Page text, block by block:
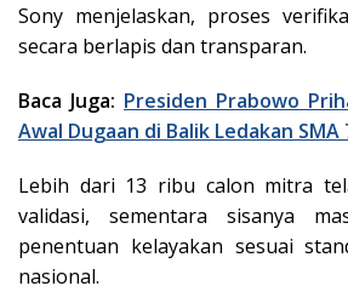
Sony menjelaskan, proses
secara berlapis dan transparan.
Baca Juga: Presiden Prabowo
Awal Dugaan di Balik Ledakan SMA
Lebih dari 13 ribu calon mitra
validasi, sementara sisanya
penentuan kelayakan sesuai
nasional.